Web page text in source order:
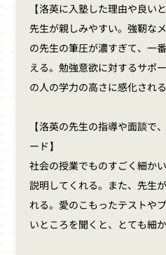
【洛英に入塾した理由や良いと
先生が親しみやすい。強靭な
の先生の筆圧が濃すぎて、一
える。勉強意欲に対するサポ
の人の学力の高さに感化される
【洛英の先生の指導や面談で
ード】
社会の授業でものすごく細か
説明してくれる。また、先生
れる。愛のこもったテストや
いところを聞くと、とても細